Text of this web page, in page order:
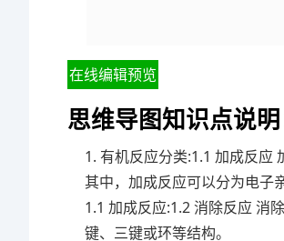
在线编辑预览
思维导图知识点说明
1. 有机反应分类:1.1 加成反应
其中，加成反应可以分为电子
1.1 加成反应:1.2 消除反应 消
键、三键或环等结构。